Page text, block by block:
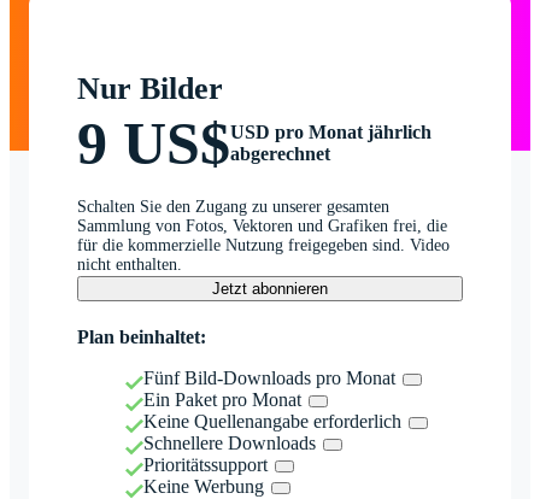
Nur Bilder
9 US$USD pro Monat jährlich
abgerechnet
Schalten Sie den Zugang zu unserer gesamten
Sammlung von Fotos, Vektoren und Grafiken frei, die
für die kommerzielle Nutzung freigegeben sind. Video
nicht enthalten.
Jetzt abonnieren
Plan beinhaltet:
Fünf Bild-Downloads pro Monat
Ein Paket pro Monat
Keine Quellenangabe erforderlich
Schnellere Downloads
Prioritätssupport
Keine Werbung